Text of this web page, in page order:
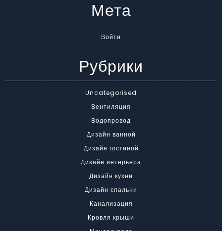
Мета
Войти
Рубрики
Uncategorised
Вентиляция
Водопровод
Дизайн ванной
Дизайн гостиной
Дизайн интерьера
Дизайн кухни
Дизайн спальни
Канализация
Кровля крыши